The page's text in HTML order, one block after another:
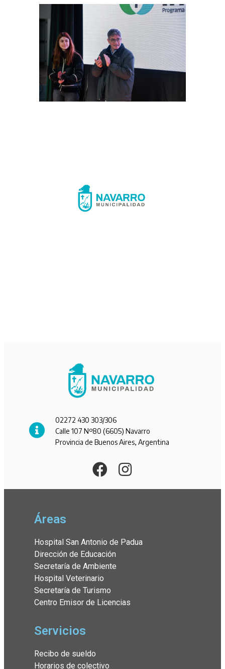
02272 430 303/306
Calle 107 Nº80 (6605) Navarro
Provincia de Buenos Aires, Argentina
Áreas
Hospital San Antonio de Padua
Dirección de Educación
Secretaría de Ambiente
Hospital Veterinario
Secretaría de Turismo
Centro Emisor de Licencias
Servicios
Recibo de sueldo
Horarios de colectivo